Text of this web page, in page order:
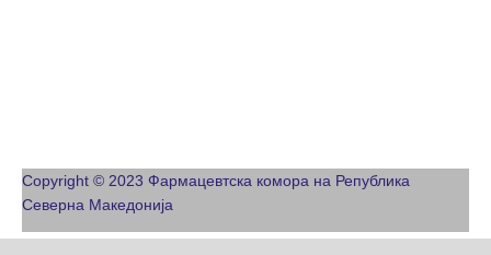
Copyright © 2023 Фармацевтска комора на Република
Северна Македонија